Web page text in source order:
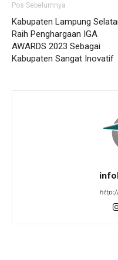
Pos Sebelumnya
Kabupaten Lampung
Raih Penghargaan IGA
AWARDS 2023 Sebagai
Kabupaten Sangat Inovatif